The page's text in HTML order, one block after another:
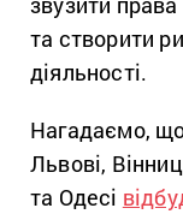
та створити
діяльності.
Нагадаємо, що
Львові,
та Одесі